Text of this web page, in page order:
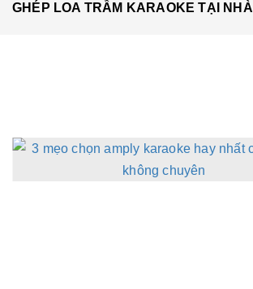
CẤU HÌNH MẪU
GHÉP LOA TRẦM KARAOKE TẠI NHÀ